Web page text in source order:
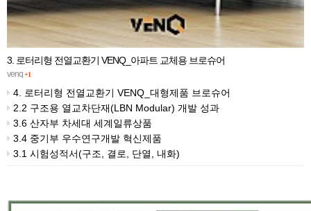
3. 로터리형 전열교환기 VENQ_아파트 교체용 브로슈어
venq+1
4. 로터리형 전열교환기 VENQ_대형제품 브로슈어
2.2 구조용 열교차단재(LBN Modular) 개발 성과
3.6 산자부 차세대 세계일류상품
3.4 중기부 우수연구개발 혁신제품
3.1 시험성적서(구조, 결로, 단열, 내화)